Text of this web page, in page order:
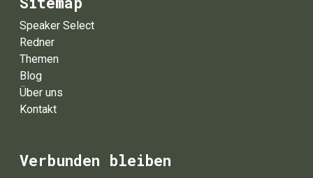
Speaker Select
Redner
Themen
Blog
Über uns
Kontakt
Verbunden bleiben